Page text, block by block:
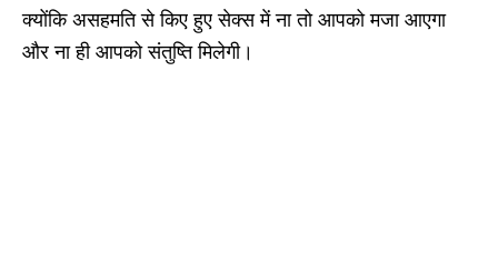
क्योंकि असहमति से किए हुए सेक्स में ना तो आपको मजा आएगा
और ना ही आपको संतुष्ति मिलेगी।